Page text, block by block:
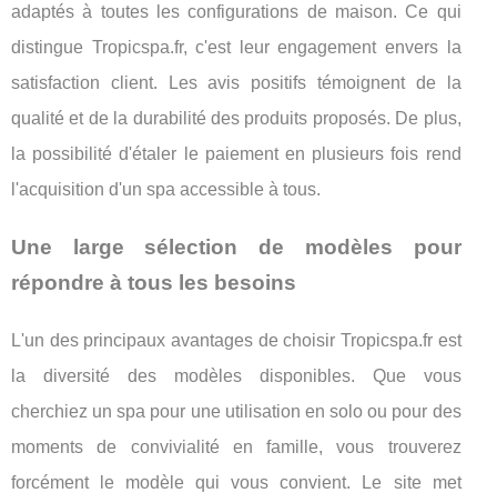
adaptés à toutes les configurations de maison. Ce qui
distingue Tropicspa.fr, c'est leur engagement envers la
satisfaction client. Les avis positifs témoignent de la
qualité et de la durabilité des produits proposés. De plus,
la possibilité d'étaler le paiement en plusieurs fois rend
l'acquisition d'un spa accessible à tous.
Une large sélection de modèles pour
répondre à tous les besoins
L'un des principaux avantages de choisir Tropicspa.fr est
la diversité des modèles disponibles. Que vous
cherchiez un spa pour une utilisation en solo ou pour des
moments de convivialité en famille, vous trouverez
forcément le modèle qui vous convient. Le site met